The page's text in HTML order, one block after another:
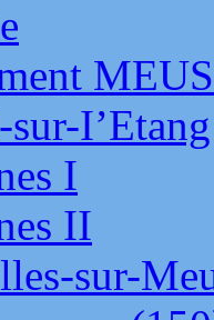
I
II
sur-